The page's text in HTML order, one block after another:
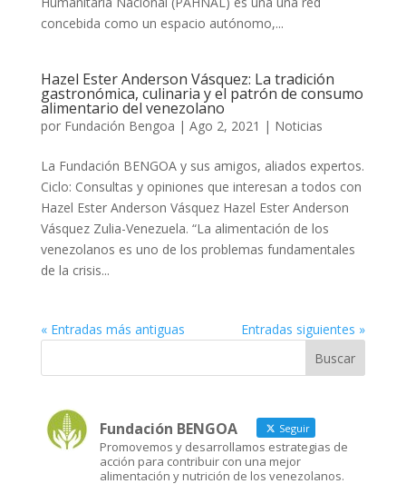
concebida como un espacio autónomo,...
Hazel Ester Anderson Vásquez: La tradición
gastronómica, culinaria y el patrón de consumo
alimentario del venezolano
por Fundación Bengoa | Ago 2, 2021 | Noticias
La Fundación BENGOA y sus amigos, aliados expertos.
Ciclo: Consultas y opiniones que interesan a todos con
Hazel Ester Anderson Vásquez Hazel Ester Anderson
Vásquez Zulia-Venezuela. “La alimentación de los
venezolanos es uno de los problemas fundamentales
de la crisis...
« Entradas más antiguas Entradas siguientes »
Fundación BENGOA Seguir
Promovemos y desarrollamos estrategias de
acción para contribuir con una mejor
alimentación y nutrición de los venezolanos.